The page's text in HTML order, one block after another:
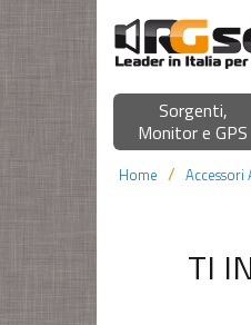
Sorgenti,
Monitor e GPS
Home Accessori
TI